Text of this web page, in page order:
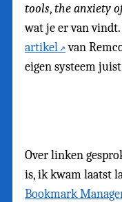
tools,the anxiety
wat je er van vindt.
artikel
van
eigen systeem
Over linken
is, ik kwam laatst
Bookmark